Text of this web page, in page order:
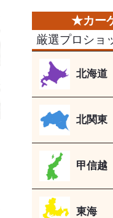
厳選プロショ
北海道
北関東
甲信越
東海